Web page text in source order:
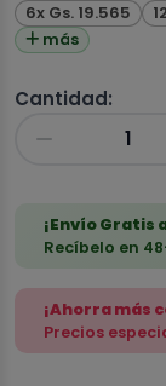
6x Gs. 19.565
más
Cantidad:
¡Envío Gratis
Recíbelo en
¡Ahorra más
Precios